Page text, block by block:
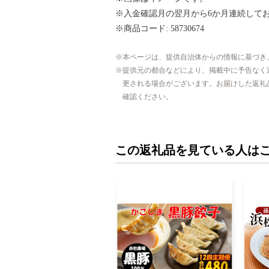
※入金確認月の翌月から6か月連続して
※商品コード: 58730674
本ページは、提供自治体からの情報に基づ
提供元の都合などにより、掲載中に予告な
更される場合がございます。お届けした返
確認ください。
この返礼品を見ている人は